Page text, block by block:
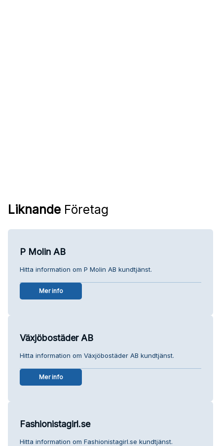
Liknande Företag
P Molin AB
Hitta information om P Molin AB kundtjänst.
Mer info
Växjöbostäder AB
Hitta information om Växjöbostäder AB kundtjänst.
Mer info
Fashionistagirl.se
Hitta information om Fashionistagirl.se kundtjänst.